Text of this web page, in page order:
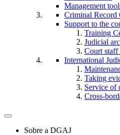
Management
Criminal Record
Support to the
Training
Judicial
Court staff
International
Taking
Service of
Cross-
Toggle
navigationSobre a DGAJ